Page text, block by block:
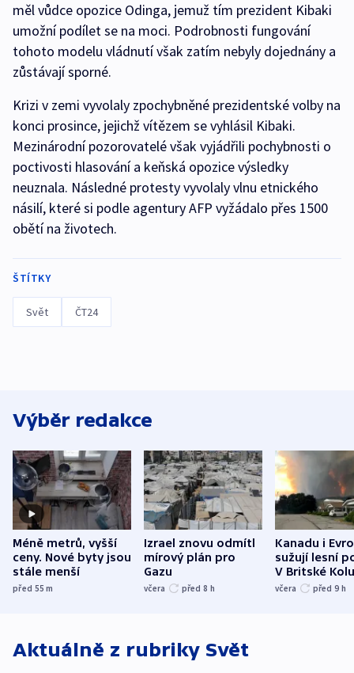
měl vůdce opozice Odinga, jemuž tím prezident Kibaki
umožní podílet se na moci. Podrobnosti fungování
tohoto modelu vládnutí však zatím nebyly dojednány a
zůstávají sporné.
Krizi v zemi vyvolaly zpochybněné prezidentské volby na
konci prosince, jejichž vítězem se vyhlásil Kibaki.
Mezinárodní pozorovatelé však vyjádřili pochybnosti o
poctivosti hlasování a keňská opozice výsledky
neuznala. Následné protesty vyvolaly vlnu etnického
násilí, které si podle agentury AFP vyžádalo přes 1500
obětí na životech.
ŠTÍTKY
Svět ČT24
Výběr redakce
Méně metrů, vyšší
ceny. Nové byty jsou
stále menší
před 55m
Izrael znovu odmítl
mírový plán pro
Gazu
včera před 8 h
Kanadu i
sužují lesní
V Britské
evakuovali
včera před 9 h
Aktuálně z rubriky Svět